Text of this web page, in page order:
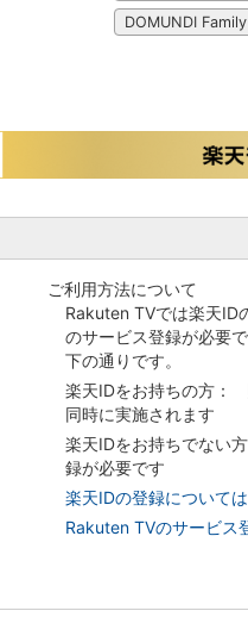
DOMUNDI
ご利用方法について
Rakuten TVでは楽天ID
のサービス登録が必要
下の通りです。
楽天IDをお持ちの方：
同時に実施されます
楽天IDをお持ちでない
録が必要です
楽天IDの登録について
Rakuten TVのサービス